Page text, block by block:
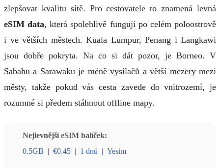
zlepšovat kvalitu sítě. Pro cestovatele to znamená levná
eSIM data, která spolehlivě fungují po celém poloostrově
i ve větších městech. Kuala Lumpur, Penang i Langkawi
jsou dobře pokryta. Na co si dát pozor, je Borneo. V
Sabahu a Sarawaku je méně vysílačů a větší mezery mezi
městy, takže pokud vás cesta zavede do vnitrozemí, je
rozumné si předem stáhnout offline mapy.
Nejlevnější eSIM balíček:
0.5GB | €0.45 | 1 dnů | Yesim